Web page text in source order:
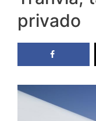
privado